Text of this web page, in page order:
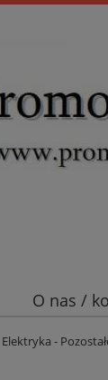
O nas /
głowice SN
Elektryka -